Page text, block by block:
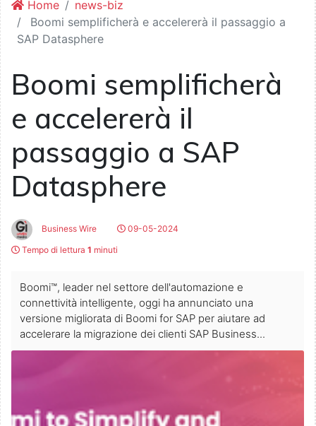
Home
news-biz
Boomi semplificherà e accelererà il passaggio a
SAP Datasphere
Boomi semplificherà
e accelererà il
passaggio a SAP
Datasphere
Business Wire
09-05-2024
Tempo di lettura 1 minuti
Boomi™, leader nel settore dell'automazione e
connettività intelligente, oggi ha annunciato una
versione migliorata di Boomi for SAP per aiutare ad
accelerare la migrazione dei clienti SAP Business...